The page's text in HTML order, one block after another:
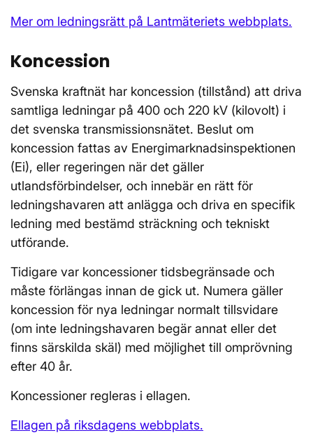
Mer om ledningsrätt på Lantmäteriets webbplats.
Koncession
Svenska kraftnät har koncession (tillstånd) att driva
samtliga ledningar på 400 och 220 kV (kilovolt) i
det svenska transmissionsnätet. Beslut om
koncession fattas av Energimarknadsinspektionen
(Ei), eller regeringen när det gäller
utlandsförbindelser, och innebär en rätt för
ledningshavaren att anlägga och driva en specifik
ledning med bestämd sträckning och tekniskt
utförande.
Tidigare var koncessioner tidsbegränsade och
måste förlängas innan de gick ut. Numera gäller
koncession för nya ledningar normalt tillsvidare
(om inte ledningshavaren begär annat eller det
finns särskilda skäl) med möjlighet till omprövning
efter 40 år.
Koncessioner regleras i ellagen.
Ellagen på riksdagens webbplats.